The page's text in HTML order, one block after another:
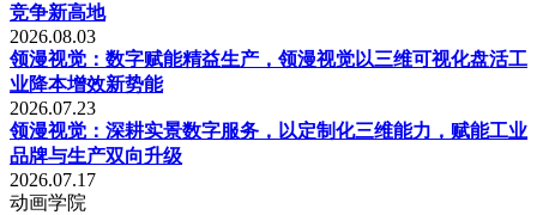
竞争新高地
2026.08.03
领漫视觉：数字赋能精益生产，领漫视觉以三维可视化盘活工
业降本增效新势能
2026.07.23
领漫视觉：深耕实景数字服务，以定制化三维能力，赋能工业
品牌与生产双向升级
2026.07.17
动画学院